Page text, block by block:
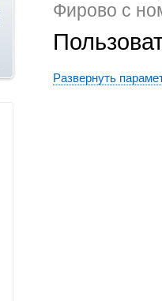
Фирово с
Развернуть